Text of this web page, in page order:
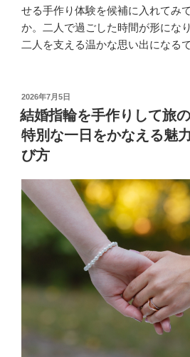
せる手作り体験を候補に入れてみ
か。二人で過ごした時間が形にな
二人を支える温かな思い出になる
投
稿
日:
2026年7月5日
結婚指輪を手作りして旅
特別な一日をかなえる魅
び方